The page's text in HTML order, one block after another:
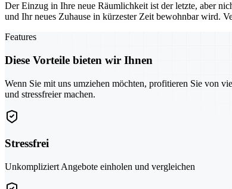
Der Einzug in Ihre neue Räumlichkeit ist der letzte, aber
und Ihr neues Zuhause in kürzester Zeit bewohnbar wird.
Features
Diese Vorteile bieten wir Ihnen
Wenn Sie mit uns umziehen möchten, profitieren Sie von
und stressfreier machen.
Stressfrei
Unkompliziert Angebote einholen und vergleichen